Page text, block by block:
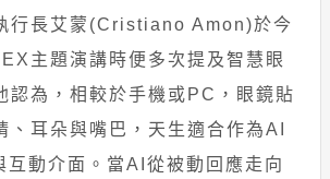
行長艾蒙(Cristiano Amon)於今
主題演講時便多次提及智慧眼
認為，相較於手機或PC，眼鏡貼
、耳朵與嘴巴，天生適合作為AI
動介面。當AI從被動回應走向